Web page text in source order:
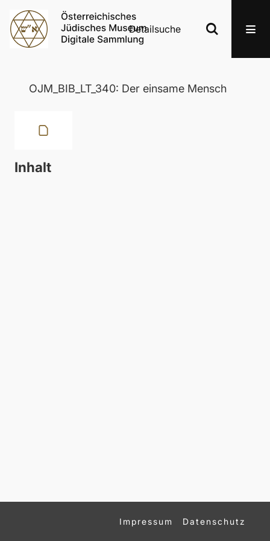
Detailsuche
OJM_BIB_LT_340: Der einsame Mensch
Inhalt
Impressum Datenschutz